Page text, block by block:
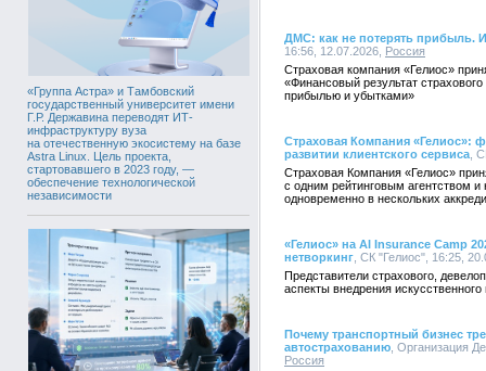
«Группа Астра» и Тамбовский
государственный университет имени
Г.Р. Державина переводят ИТ-
инфраструктуру вуза
на отечественную экосистему на базе
Astra Linux. Цель проекта,
стартовавшего в 2023 году, —
обеспечение технологической
независимости
ДМС: как не потерять прибыль.
16:56, 12.07.2026, Россия
Страховая компания «Гелиос»
«Финансовый результат
прибылью и убытками»
Страховая Компания «Гелиос»:
развитии клиентского сервиса ,
Страховая Компания «Гелиос»
с одним рейтинговым агентством и
одновременно в нескольких
«Гелиос» на AI Insurance Camp
нетворкинг , СК "Гелиос", 16:25,
Представители страхового,
аспекты внедрения
Почему транспортный бизнес
автострахованию , Организация
Россия